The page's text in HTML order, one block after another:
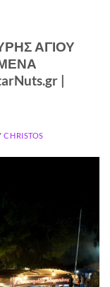
ΑΓΙΟΥ
|
CHRISTOS